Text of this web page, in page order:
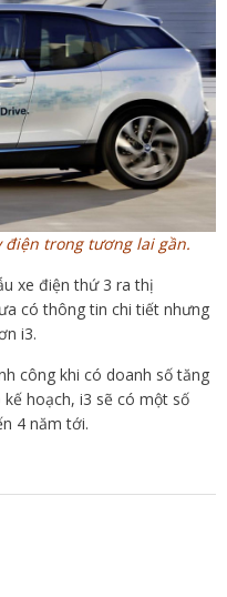
điện trong tương lai gần.
xe điện thứ 3 ra thị
có thông tin chi tiết nhưng
i3.
công khi có doanh số tăng
hoạch, i3 sẽ có một số
4 năm tới.